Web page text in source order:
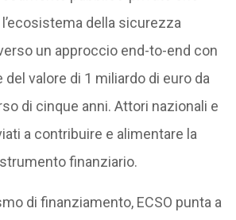
della sicurezza
un approccio end-to-end con
valore di 1 miliardo di euro da
di cinque anni. Attori nazionali e
a contribuire e alimentare la
finanziario.
di finanziamento, ECSO punta a